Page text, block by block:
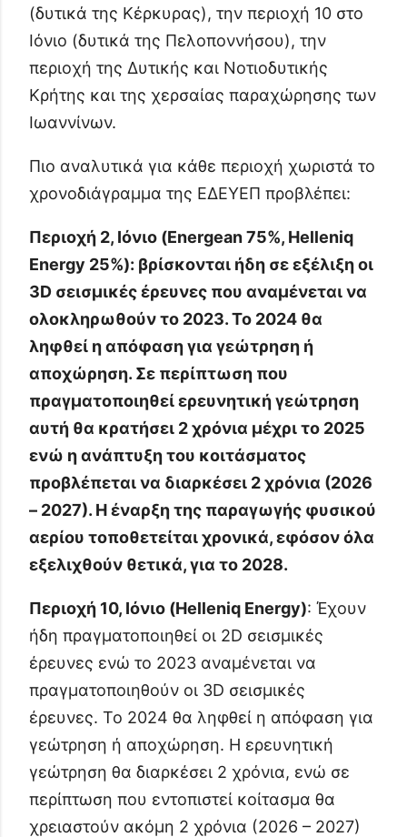
(δυτικά της Κέρκυρας), την περιοχή 10 στο
Ιόνιο (δυτικά της Πελοποννήσου), την
περιοχή της Δυτικής και Νοτιοδυτικής
Κρήτης και της χερσαίας παραχώρησης των
Ιωαννίνων.
Πιο αναλυτικά για κάθε περιοχή χωριστά το
χρονοδιάγραμμα της ΕΔΕΥΕΠ προβλέπει:
Περιοχή 2, Ιόνιο (Energean 75%, Helleniq
Energy 25%): βρίσκονται ήδη σε εξέλιξη οι
3D σεισμικές έρευνες που αναμένεται να
ολοκληρωθούν το 2023. Το 2024 θα
ληφθεί η απόφαση για γεώτρηση ή
αποχώρηση. Σε περίπτωση που
πραγματοποιηθεί ερευνητική γεώτρηση
αυτή θα κρατήσει 2 χρόνια μέχρι το 2025
ενώ η ανάπτυξη του κοιτάσματος
προβλέπεται να διαρκέσει 2 χρόνια (2026
– 2027). Η έναρξη της παραγωγής φυσικού
αερίου τοποθετείται χρονικά, εφόσον όλα
εξελιχθούν θετικά, για το 2028.
Περιοχή 10, Ιόνιο (Helleniq Energy): Έχουν
ήδη πραγματοποιηθεί οι 2D σεισμικές
έρευνες ενώ το 2023 αναμένεται να
πραγματοποιηθούν οι 3D σεισμικές
έρευνες. Το 2024 θα ληφθεί η απόφαση για
γεώτρηση ή αποχώρηση. Η ερευνητική
γεώτρηση θα διαρκέσει 2 χρόνια, ενώ σε
περίπτωση που εντοπιστεί κοίτασμα θα
χρειαστούν ακόμη 2 χρόνια (2026 – 2027)